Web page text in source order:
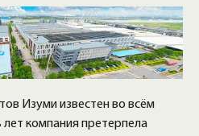
Изуми известен во всём
лет компания претерпела